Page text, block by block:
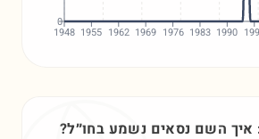
1948 1955 1962 1969 1976 1983 1990
0
איך השם נסאים נשמע בחו״ל?